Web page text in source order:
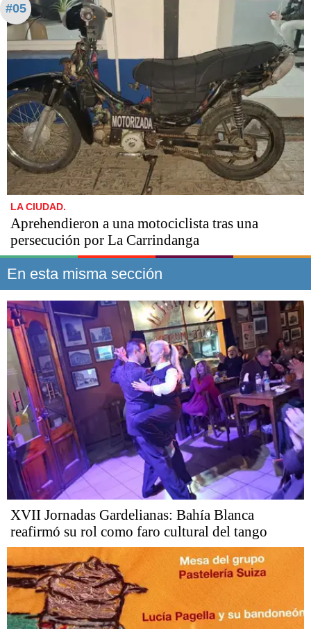
#05
LA CIUDAD.
Aprehendieron a una motociclista tras una
persecución por La Carrindanga
En esta misma sección
XVII Jornadas Gardelianas: Bahía Blanca
reafirmó su rol como faro cultural del tango